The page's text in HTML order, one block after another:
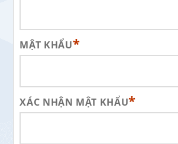
MẬT KHẨU*
XÁC NHẬN MẬT KHẨU*